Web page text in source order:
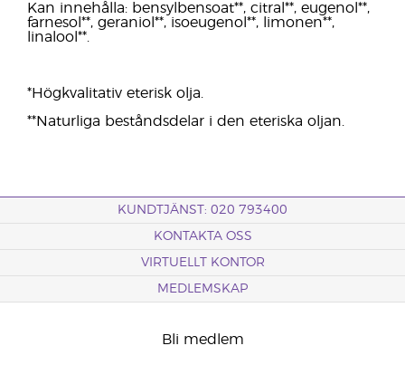
Kan innehålla: bensylbensoat**, citral**, eugenol**,
farnesol**, geraniol**, isoeugenol**, limonen**,
linalool**.
*Högkvalitativ eterisk olja.
**Naturliga beståndsdelar i den eteriska oljan.
KUNDTJÄNST: 020 793400
KONTAKTA OSS
VIRTUELLT KONTOR
MEDLEMSKAP
Bli medlem